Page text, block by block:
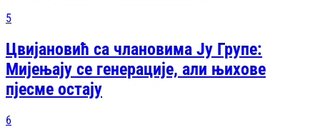
5
Цвијановић са члановима Ју Групе:
Мијењају се генерације, али њихове
пјесме остају
6